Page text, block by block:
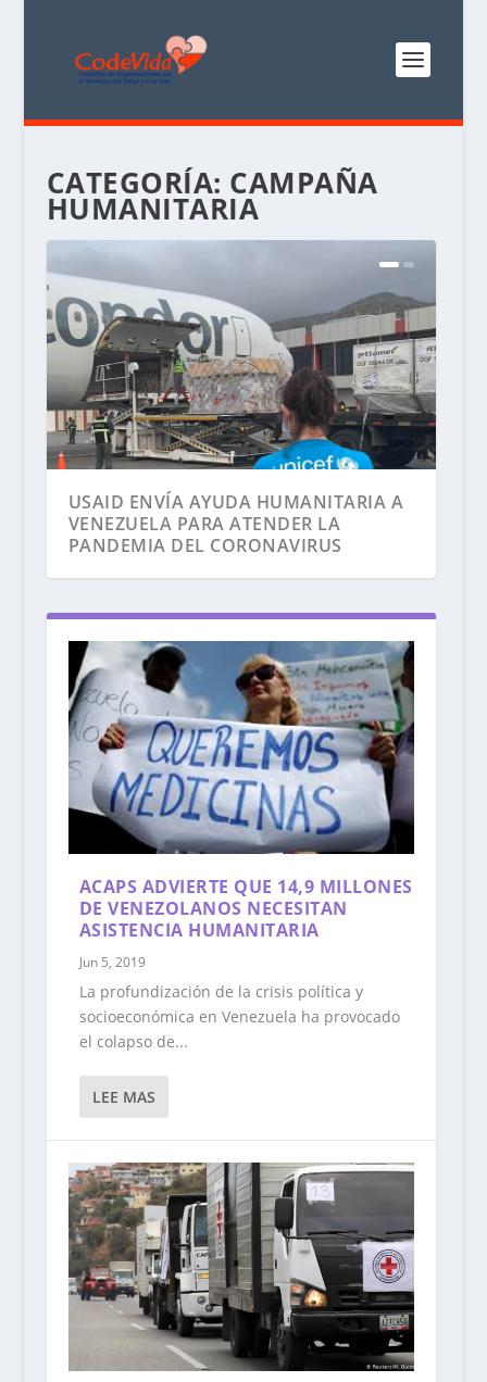
CATEGORÍA: CAMPAÑA
HUMANITARIA
USAID ENVÍA AYUDA HUMANITARIA A
VENEZUELA PARA ATENDER LA
PANDEMIA DEL CORONAVIRUS
SUMINISTROS DE LAS NACIONES
UNIDAS LLEGAN A VENEZUELA PARA
APOYAR LA RESPUESTA A LA COVID-19
ACAPS ADVIERTE QUE 14,9 MILLONES
DE VENEZOLANOS NECESITAN
ASISTENCIA HUMANITARIA
Jun 5, 2019
La profundización de la crisis política y
socioeconómica en Venezuela ha provocado
el colapso de...
LEE MAS